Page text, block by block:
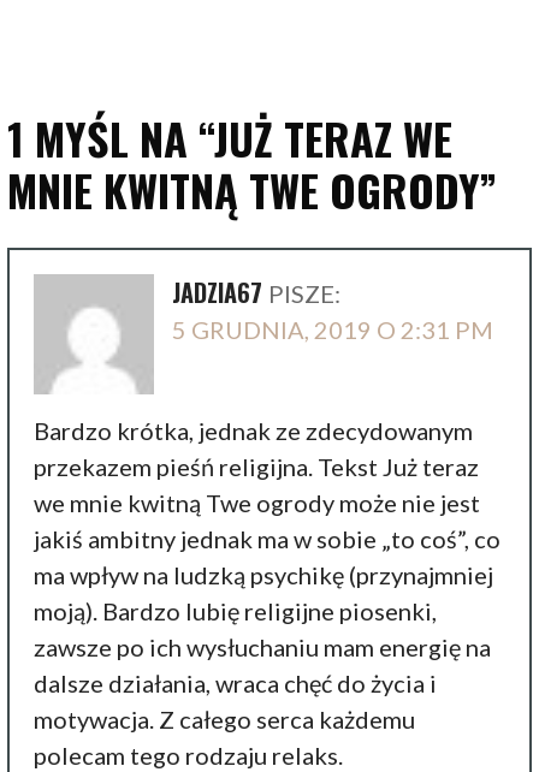
1 MYŚL NA “JUŻ TERAZ WE
MNIE KWITNĄ TWE OGRODY”
JADZIA67 PISZE:
5 GRUDNIA, 2019 O 2:31 PM
Bardzo krótka, jednak ze zdecydowanym
przekazem pieśń religijna. Tekst Już teraz
we mnie kwitną Twe ogrody może nie jest
jakiś ambitny jednak ma w sobie „to coś”, co
ma wpływ na ludzką psychikę (przynajmniej
moją). Bardzo lubię religijne piosenki,
zawsze po ich wysłuchaniu mam energię na
dalsze działania, wraca chęć do życia i
motywacja. Z całego serca każdemu
polecam tego rodzaju relaks.